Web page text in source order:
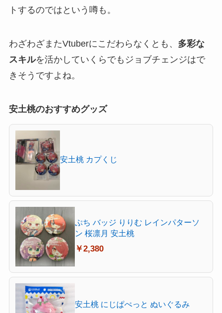
トするのではという噂も。
わざわざまたVtuberにこだわらなくとも、 多彩な
スキルを活かしていくらでも ジョブチェンジはで
きそうですよね。
安土桃のおすすめグッズ
安土桃 カプくじ
ぷち バッジ りりむ レインパターソ
ン 桜凛月 安土桃
￥2,380
安土桃 にじぱぺっと ぬいぐるみ